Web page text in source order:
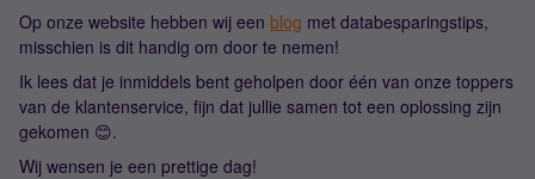
Op onze website hebben wij een blog met databesparingstips,
misschien is dit handig om door te nemen!
Ik lees dat je inmiddels bent geholpen door één van onze toppers
van de klantenservice, fijn dat jullie samen tot een oplossing zijn
gekomen 😊.
Wij wensen je een prettige dag!